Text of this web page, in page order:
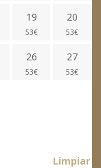
19
53€
20
53€
26
53€
27
53€
Limpiar